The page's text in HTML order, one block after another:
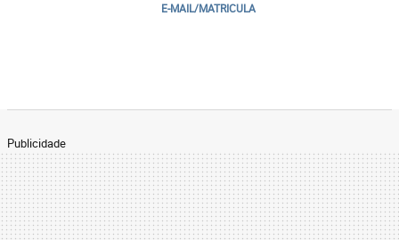
E-MAIL/MATRICULA
Publicidade